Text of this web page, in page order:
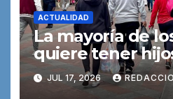
ACTUALIDAD
La mayoría de
quiere tener
dinero y la
dificultan
JUL 17, 2026